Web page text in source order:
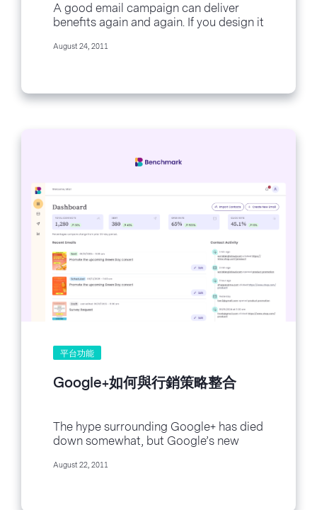
A good email campaign can deliver
benefits again and again. If you design it
archive it, it will reward you by
August 24, 2011
平台功能
Google+如何與行銷策略整合
The hype surrounding Google+ has died
down somewhat, but Google’s new
its beta stage. Already we have
August 22, 2011